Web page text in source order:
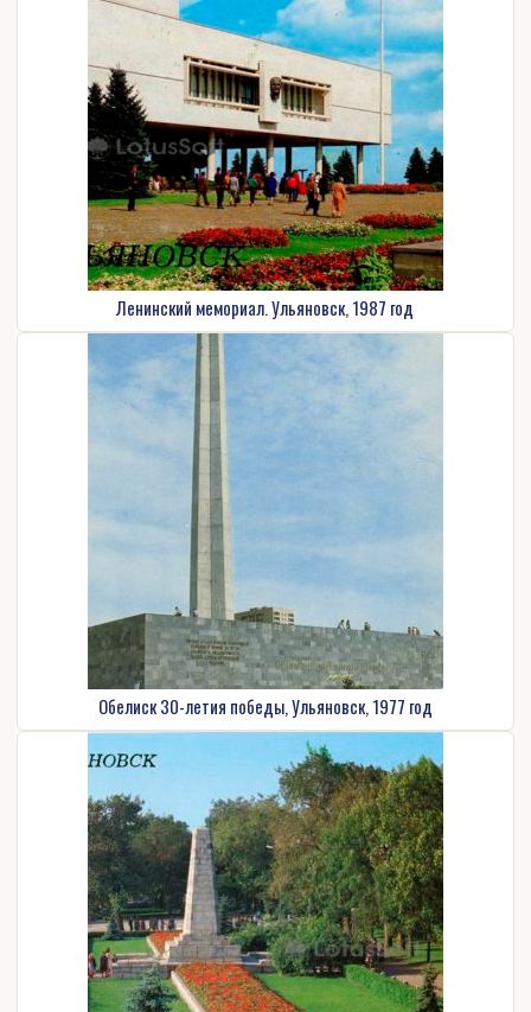
Ленинский мемориал. Ульяновск, 1987 год
Обелиск 30-летия победы, Ульяновск, 1977 год